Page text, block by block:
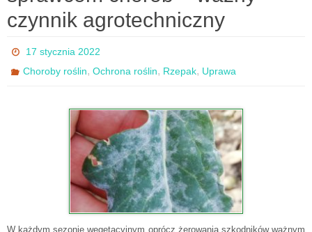
czynnik agrotechniczny
17 stycznia 2022
Choroby roślin,Ochrona roślin, Rzepak, Uprawa
W każdym sezonie wegetacyjnym oprócz żerowania szkodników ważnym